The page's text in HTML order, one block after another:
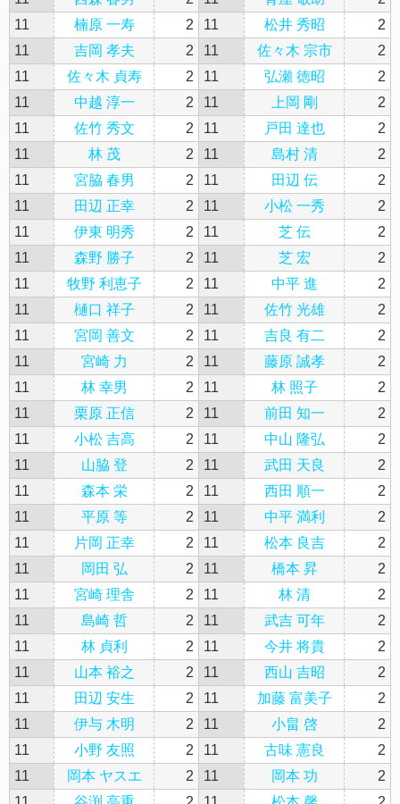
11
楠原 一寿 2 11 松井 秀昭
2
11
吉岡 孝夫 2 11 佐々木 宗市
2
11
佐々木 貞寿 2 11 弘瀬 徳昭
2
11
中越 淳一 2 11 上岡 剛
2
11
佐竹 秀文 2 11 戸田 達也
2
11
林 茂 2 11 島村 清
2
11
宮脇 春男 2 11 田辺 伝
2
11
田辺 正幸 2 11 小松 一秀
2
11
伊東 明秀 2 11 芝 伝
2
11
森野 勝子 2 11 芝 宏
2
11
牧野 利恵子 2 11 中平 進
2
11
樋口 祥子 2 11 佐竹 光雄
2
11
宮岡 善文 2 11 吉良 有二
2
11
宮崎 力 2 11 藤原 誠孝
2
11
林 幸男 2 11 林 照子
2
11
栗原 正信 2 11 前田 知一
2
11
小松 吉高 2 11 中山 隆弘
2
11
山脇 登 2 11 武田 天良
2
11
森本 栄 2 11 西田 順一
2
11
平原 等 2 11 中平 満利
2
11
片岡 正幸 2 11 松本 良吉
2
11
岡田 弘 2 11 橋本 昇
2
11
宮崎 理舎 2 11 林 清
2
11
島崎 哲 2 11 武吉 可年
2
11
林 貞利 2 11 今井 将貴
2
11
山本 裕之 2 11 西山 吉昭
2
11
田辺 安生 2 11 加藤 富美子
2
11
伊与 木明 2 11 小畠 啓
2
11
小野 友照 2 11 古味 憲良
2
11
岡本 ヤスエ 2 11 岡本 功
2